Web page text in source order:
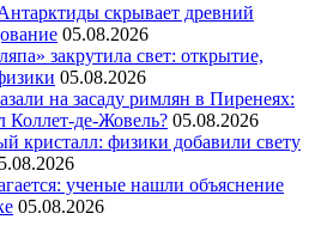
скрывает древний
05.08.2026
закрутила свет: открытие,
05.08.2026
на засаду римлян в Пиренеях:
Коллет-де-Жовель? 05.08.2026
кристалл: физики добавили свету
ученые нашли объяснение
05.08.2026